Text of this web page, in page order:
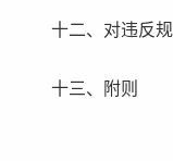
十二、对违反
十三、附则